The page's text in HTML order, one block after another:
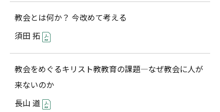
教会とは何か？ 今改めて考える
須田 拓
教会をめぐるキリスト教教育の課題―なぜ教会に人が
来ないのか
長山 道